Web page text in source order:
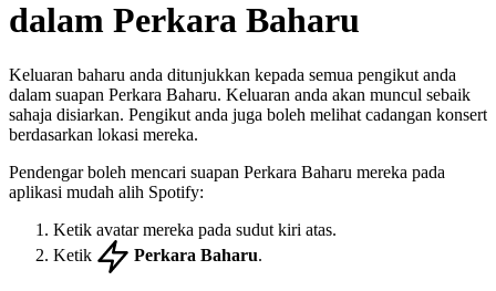
dalam Perkara Baharu
Keluaran baharu anda ditunjukkan kepada semua pengikut anda
dalam suapan Perkara Baharu. Keluaran anda akan muncul sebaik
sahaja disiarkan. Pengikut anda juga boleh melihat cadangan konsert
berdasarkan lokasi mereka.
Pendengar boleh mencari suapan Perkara Baharu mereka pada
aplikasi mudah alih Spotify:
Ketik avatar mereka pada sudut kiri atas.
Ketik
Perkara Baharu.